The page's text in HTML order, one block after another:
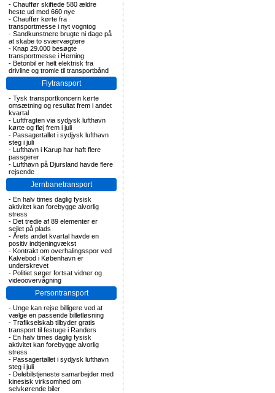
- Chauffør skiftede 580 ældre
heste ud med 660 nye
- Chauffør kørte fra
transportmesse i nyt vogntog
- Sandkunstnere brugte ni dage på
at skabe to sværvægtere
- Knap 29.000 besøgte
transportmesse i Herning
- Betonbil er helt elektrisk fra
drivline og tromle til transportbånd
Flytransport
- Tysk transportkoncern kørte
omsætning og resultat frem i andet
kvartal
- Luftfragten via sydjysk lufthavn
kørte og fløj frem i juli
- Passagertallet i sydjysk lufthavn
steg i juli
- Lufthavn i Karup har haft flere
passgerer
- Lufthavn på Djursland havde flere
rejsende
Jernbanetransport
- En halv times daglig fysisk
aktivitet kan forebygge alvorlig
stress
- Det tredie af 89 elementer er
sejlet på plads
- Årets andet kvartal havde en
positiv indtjeningvækst
- Kontrakt om overhalingsspor ved
Kalvebod i København er
underskrevet
- Politiet søger fortsat vidner og
videoovervågning
Persontransport
- Unge kan rejse billigere ved at
vælge en passende billetløsning
- Trafikselskab tilbyder gratis
transport til festuge i Randers
- En halv times daglig fysisk
aktivitet kan forebygge alvorlig
stress
- Passagertallet i sydjysk lufthavn
steg i juli
- Delebilstjeneste samarbejder med
kinesisk virksomhed om
selvkørende biler